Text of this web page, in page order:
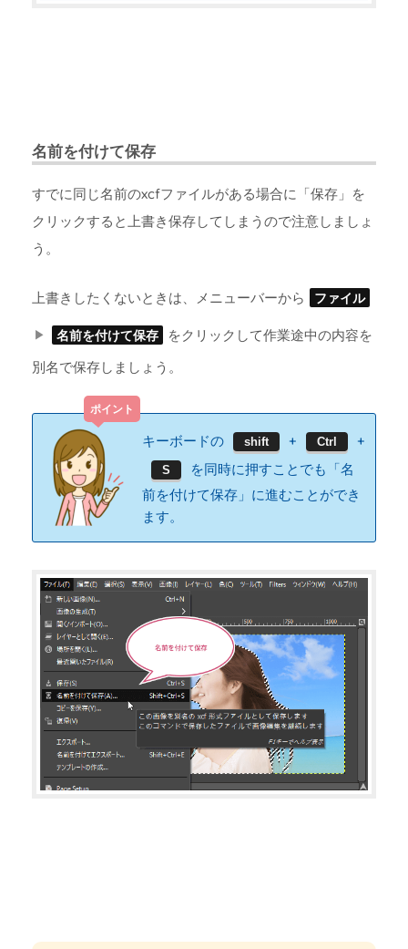
名前を付けて保存
すでに同じ名前のxcfファイルがある場合に「保存」を
クリックすると上書き保存してしまうので注意しましょ
う。
上書きしたくないときは、メニューバーから ファイル
名前を付けて保存
をクリックして作業途中の内容を
別名で保存しましょう。
キーボードの shift + Ctrl +
S
を同時に押すことでも「名
前を付けて保存」に進むことができ
ます。